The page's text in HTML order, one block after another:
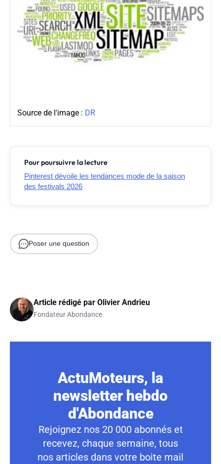
Source de l'image : DR
Pour poursuivre la lecture
Pinterest dévoile les tendances mode de la saison
des festivals 2026
Poser une question
Article rédigé par Olivier Andrieu
Fondateur Abondance
ActuMoteurs, la
newsletter hebdo
d'Abondance
Rejoignez nos 20 000 abonnés et
recevez, chaque semaine, tous
nos articles dans votre boite mail